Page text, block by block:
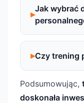
Jak wybrać
Czy trening
Podsumowując,
doskonała